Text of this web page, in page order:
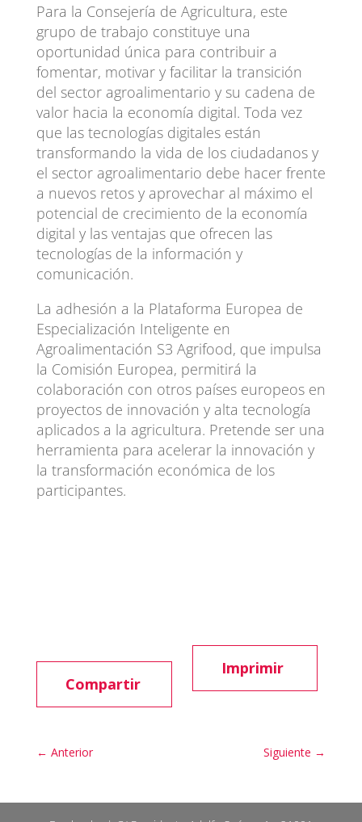
Para la Consejería de Agricultura, este
grupo de trabajo constituye una
oportunidad única para contribuir a
fomentar, motivar y facilitar la transición
del sector agroalimentario y su cadena de
valor hacia la economía digital. Toda vez
que las tecnologías digitales están
transformando la vida de los ciudadanos y
el sector agroalimentario debe hacer frente
a nuevos retos y aprovechar al máximo el
potencial de crecimiento de la economía
digital y las ventajas que ofrecen las
tecnologías de la información y
comunicación.
La adhesión a la Plataforma Europea de
Especialización Inteligente en
Agroalimentación S3 Agrifood, que impulsa
la Comisión Europea, permitirá la
colaboración con otros países europeos en
proyectos de innovación y alta tecnología
aplicados a la agricultura. Pretende ser una
herramienta para acelerar la innovación y
la transformación económica de los
participantes.
Compartir
Imprimir
← Anterior Siguiente →